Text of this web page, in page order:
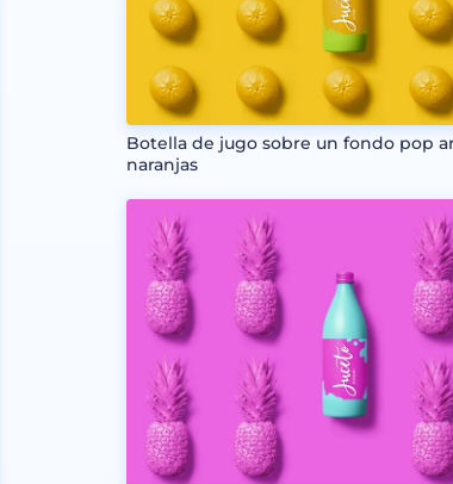
Botella de jugo sobre un fondo pop
naranjas